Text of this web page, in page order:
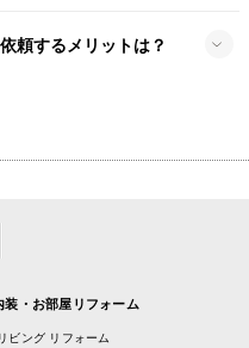
頼するメリットは？
装・お部屋リフォーム
リビング リフォーム